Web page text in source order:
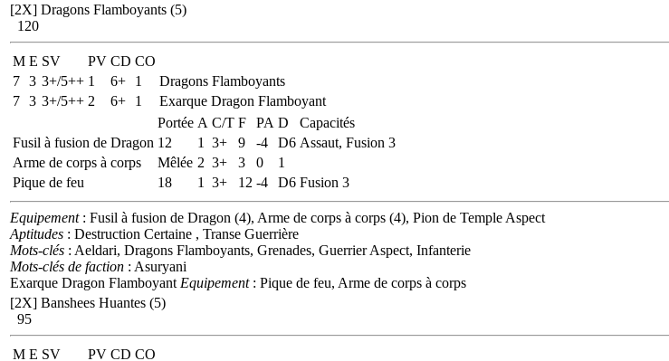
[2X] Dragons Flamboyants (5)
120
M E SV PV CD CO
7 3 3+/5++ 1 6+ 1
Dragons Flamboyants
7 3 3+/5++ 2 6+ 1
Exarque Dragon Flamboyant
Portée A C/T F PA D
Capacités
Fusil à fusion de Dragon 12 1 3+ 9 -4 D6 Assaut, Fusion 3
Arme de corps à corps
Mêlée 2 3+ 3 0
1
Pique de feu
18 1 3+ 12 -4 D6 Fusion 3
Equipement: Fusil à fusion de Dragon (4), Arme de corps à corps (4), Pion de Temple Aspect
Aptitudes : Destruction Certaine , Transe Guerrière
Mots-clés : Aeldari, Dragons Flamboyants, Grenades, Guerrier Aspect, Infanterie
Mots-clés de faction : Asuryani
Exarque Dragon Flamboyant Equipement: Pique de feu, Arme de corps à corps
[2X] Banshees Huantes (5)
95
M E SV PV CD CO